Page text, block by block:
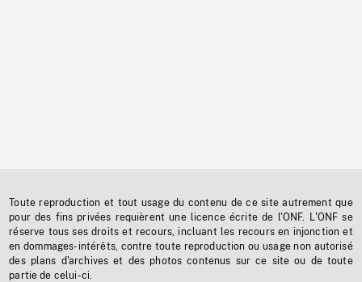
Toute reproduction et tout usage du contenu de ce site autrement que
pour des fins privées requièrent une licence écrite de l'ONF. L'ONF se
réserve tous ses droits et recours, incluant les recours en injonction et
en dommages-intérêts, contre toute reproduction ou usage non autorisé
des plans d'archives et des photos contenus sur ce site ou de toute
partie de celui-ci.